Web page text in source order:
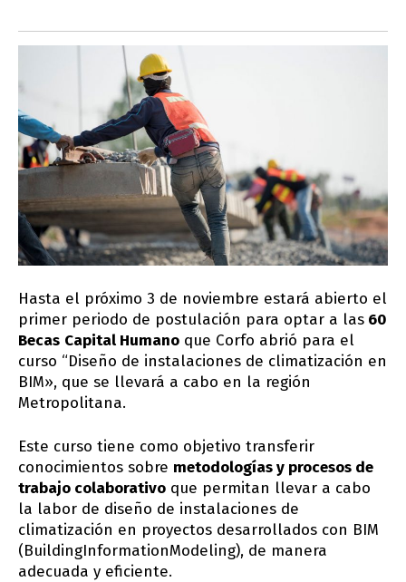
Hasta el próximo 3 de noviembre estará abierto el
primer periodo de postulación para optar a las 60
Becas Capital Humano que Corfo abrió para el
curso “Diseño de instalaciones de climatización en
BIM», que se llevará a cabo en la región
Metropolitana.
Este curso tiene como objetivo transferir
conocimientos sobre metodologías y procesos de
trabajo colaborativo que permitan llevar a cabo
la labor de diseño de instalaciones de
climatización en proyectos desarrollados con BIM
(BuildingInformationModeling), de manera
adecuada y eficiente.